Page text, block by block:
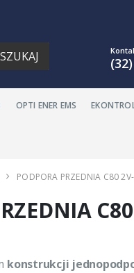
SZUKAJ
OPTI ENER EMS
PODPORA PRZEDNIA C80
konstrukcji